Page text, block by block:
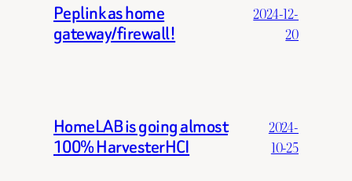
Peplink as home
gateway/firewall!
2024-12-
20
HomeLAB is going almost
100% HarvesterHCI
2024-
10-25